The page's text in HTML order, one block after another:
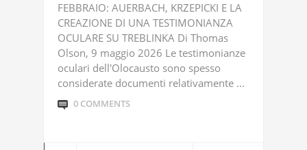
FEBBRAIO: AUERBACH, KRZEPICKI E LA
CREAZIONE DI UNA TESTIMONIANZA
OCULARE SU TREBLINKA Di Thomas
Olson, 9 maggio 2026 Le testimonianze
oculari dell'Olocausto sono spesso
considerate documenti relativamente ...
0 COMMENTS